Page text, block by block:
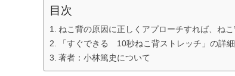
目次
ねこ背の原因に正しくアプローチすれば、ね
「すぐできる 10秒ねこ背ストレッチ」の詳
著者：小林篤史について